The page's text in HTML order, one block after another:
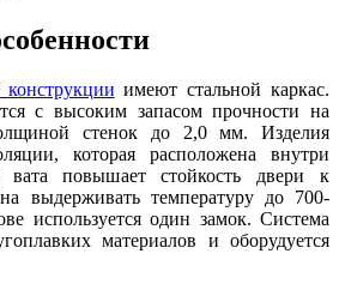
имеют стальной каркас.
с высоким запасом прочности на
стенок до 2,0 мм. Изделия
которая расположена внутри
вата повышает стойкость двери к
выдерживать температуру до 700-
используется один замок. Система
материалов и оборудуется